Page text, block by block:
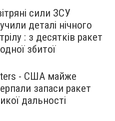
сили ЗСУ
деталі нічного
: з десятків ракет
збитої
- США майже
запаси ракет
дальності